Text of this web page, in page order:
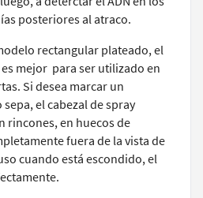
posteriores al atraco.
rectangular plateado, el
mejor para ser utilizado en
Si desea marcar un
el cabezal de spray
rincones, en huecos de
fuera de la vista de
cuando está escondido, el